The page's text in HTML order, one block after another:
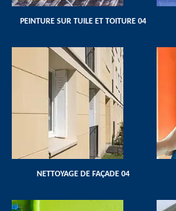
PEINTURE SUR TUILE ET TOITURE 04
NETTOYAGE DE FAÇADE 04